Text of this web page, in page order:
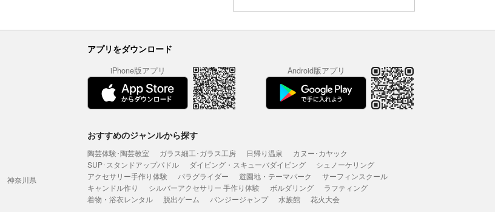
アプリをダウンロード
iPhone版アプリ Android版アプリ
神奈川県
おすすめのジャンルから探す
陶芸体験･陶芸教室 ガラス細工･ガラス工房 日帰り温泉
カヌー･カヤック
SUP･スタンドアップパドル
ダイビング・スキューバダイビング
シュノーケリング
アクセサリー手作り体験
パラグライダー 遊園地・テーマパーク
サーフィンスクール
キャンドル作り
シルバーアクセサリー 手作り体験 ボルダリング
ラフティング
着物・浴衣レンタル
脱出ゲーム バンジージャンプ 水族館 花火大会